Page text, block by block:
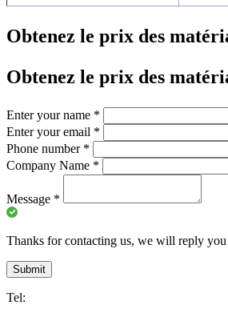
Obtenez le prix des
Obtenez le prix des
Enter your name *
Enter your email *
Phone number *
Company Name *
Message *
Thanks for contacting us, we will reply
Submit
Tel: